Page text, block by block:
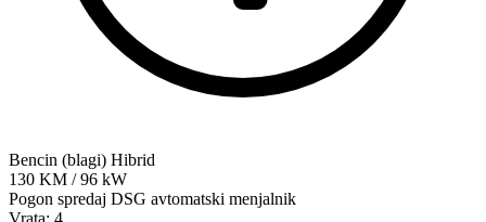
Bencin (blagi) Hibrid
130 KM / 96 kW
Pogon spredaj DSG avtomatski menjalnik
Vrata: 4